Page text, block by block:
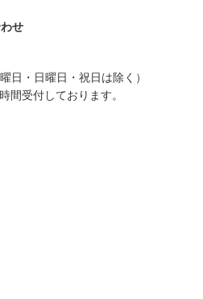
せ
・日曜日・祝日は除く）
間受付しております。